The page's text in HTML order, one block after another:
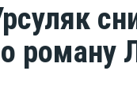
роману